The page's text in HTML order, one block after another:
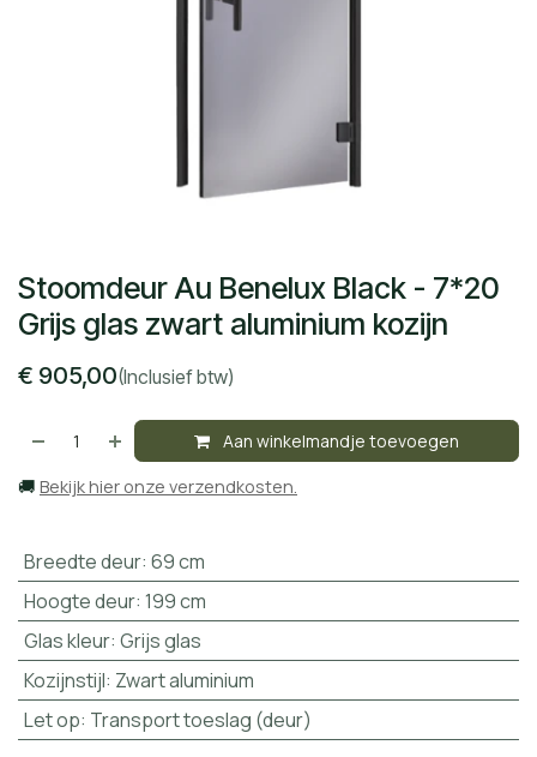
Stoomdeur Au Benelux Black - 7*20
Grijs glas zwart aluminium kozijn
€ 905,00(Inclusief btw)
Aan winkelmandje toevoegen
🚚 Bekijk hier onze verzendkosten.
Breedte deur: 69 cm
Hoogte deur: 199 cm
Glas kleur: Grijs glas
Kozijnstijl: Zwart aluminium
Let op: Transport toeslag (deur)